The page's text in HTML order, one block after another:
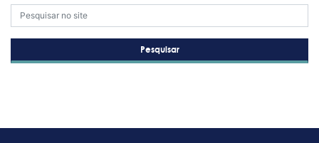
Pesquisar